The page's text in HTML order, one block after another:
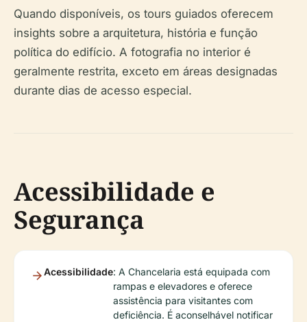
Quando disponíveis, os tours guiados oferecem
insights sobre a arquitetura, história e função
política do edifício. A fotografia no interior é
geralmente restrita, exceto em áreas designadas
durante dias de acesso especial.
Acessibilidade e
Segurança
Acessibilidade: A Chancelaria está equipada com
rampas e elevadores e oferece
assistência para visitantes com
deficiência. É aconselhável notificar